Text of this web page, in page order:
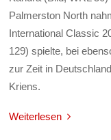
Palmerston North
International Classic
129) spielte, bei
zur Zeit in
Kriens.
Weiterlesen